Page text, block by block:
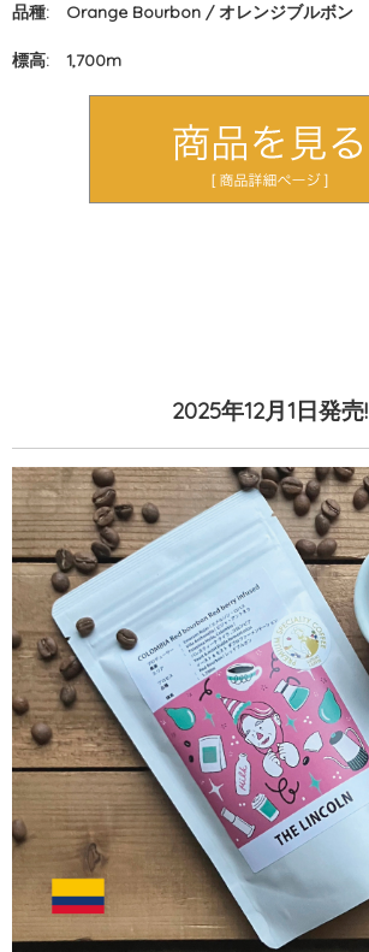
品種: Orange Bourbon / オレンジブルボン
標高: 1,700m
2025年12月1日発売!